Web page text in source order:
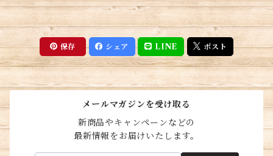
保存 シェア LINE ポスト
メールマガジンを受け取る
新商品やキャンペーンなどの
最新情報をお届けいたします。